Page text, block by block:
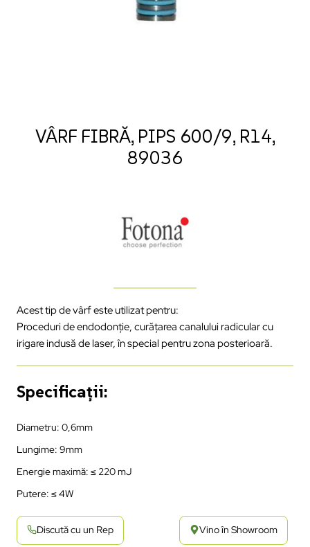
VÂRF FIBRĂ, PIPS 600/9, R14,
89036
Acest tip de vârf este utilizat pentru:
Proceduri de endodonție, curățarea canalului radicular cu
irigare indusă de laser, în special pentru zona posterioară.
Specificații:
Diametru: 0,6mm
Lungime: 9mm
Energie maximă: ≤ 220 mJ
Putere: ≤ 4W
Discută cu un Rep Vino în Showroom